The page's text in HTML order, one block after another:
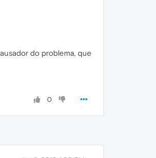
do problema, que
0